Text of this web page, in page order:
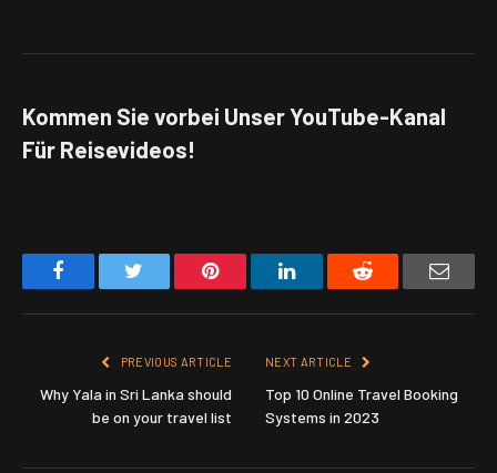
Kommen Sie vorbei Unser YouTube-Kanal
Für Reisevideos!
Facebook Pinterest LinkedIn Reddit Email
PREVIOUS ARTICLE
Why Yala in Sri Lanka should
be on your travel list
NEXT ARTICLE
Top 10 Online Travel Booking
Systems in 2023